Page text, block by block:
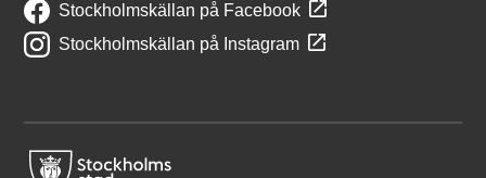
Stockholmskällan på Facebook
Stockholmskällan på Instagram